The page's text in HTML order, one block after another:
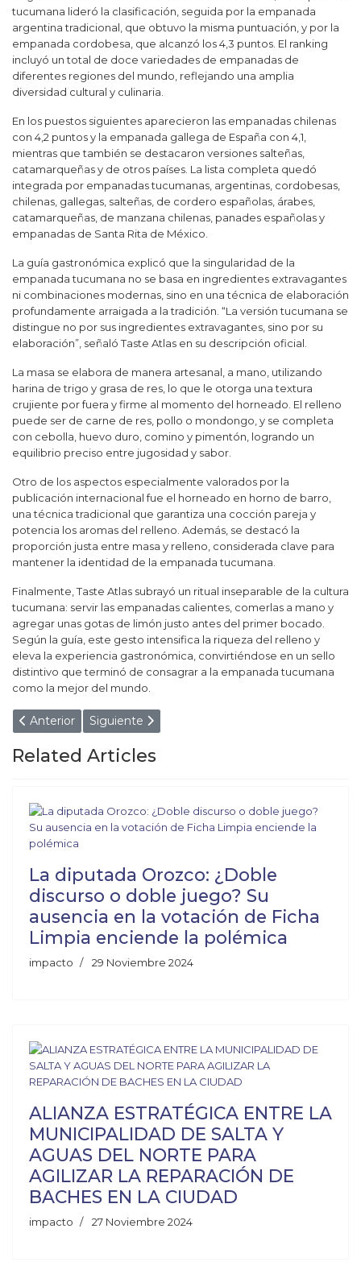
tucumana lideró la clasificación, seguida por la empanada
argentina tradicional, que obtuvo la misma puntuación, y por la
empanada cordobesa, que alcanzó los 4,3 puntos. El ranking
incluyó un total de doce variedades de empanadas de
diferentes regiones del mundo, reflejando una amplia
diversidad cultural y culinaria.
En los puestos siguientes aparecieron las empanadas chilenas
con 4,2 puntos y la empanada gallega de España con 4,1,
mientras que también se destacaron versiones salteñas,
catamarqueñas y de otros países. La lista completa quedó
integrada por empanadas tucumanas, argentinas, cordobesas,
chilenas, gallegas, salteñas, de cordero españolas, árabes,
catamarqueñas, de manzana chilenas, panades españolas y
empanadas de Santa Rita de México.
La guía gastronómica explicó que la singularidad de la
empanada tucumana no se basa en ingredientes extravagantes
ni combinaciones modernas, sino en una técnica de elaboración
profundamente arraigada a la tradición. “La versión tucumana se
distingue no por sus ingredientes extravagantes, sino por su
elaboración”, señaló Taste Atlas en su descripción oficial.
La masa se elabora de manera artesanal, a mano, utilizando
harina de trigo y grasa de res, lo que le otorga una textura
crujiente por fuera y firme al momento del horneado. El relleno
puede ser de carne de res, pollo o mondongo, y se completa
con cebolla, huevo duro, comino y pimentón, logrando un
equilibrio preciso entre jugosidad y sabor.
Otro de los aspectos especialmente valorados por la
publicación internacional fue el horneado en horno de barro,
una técnica tradicional que garantiza una cocción pareja y
potencia los aromas del relleno. Además, se destacó la
proporción justa entre masa y relleno, considerada clave para
mantener la identidad de la empanada tucumana.
Finalmente, Taste Atlas subrayó un ritual inseparable de la cultura
tucumana: servir las empanadas calientes, comerlas a mano y
agregar unas gotas de limón justo antes del primer bocado.
Según la guía, este gesto intensifica la riqueza del relleno y
eleva la experiencia gastronómica, convirtiéndose en un sello
distintivo que terminó de consagrar a la empanada tucumana
como la mejor del mundo.
Artículo anterior: ¡ANTES QUE DESPERDICIAR,
Anterior Artículo siguiente: PACIENTES
Siguiente
Related Articles
La diputada Orozco: ¿Doble
discurso o doble juego? Su
ausencia en la votación de Ficha
Limpia enciende la polémica
impacto 29 Noviembre 2024
ALIANZA ESTRATÉGICA ENTRE LA
MUNICIPALIDAD DE SALTA Y
AGUAS DEL NORTE PARA
AGILIZAR LA REPARACIÓN DE
BACHES EN LA CIUDAD
impacto 27 Noviembre 2024